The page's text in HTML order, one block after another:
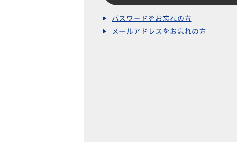
パスワードをお忘れの方
メールアドレスをお忘れの方